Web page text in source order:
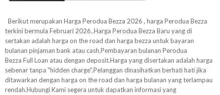
Berikut merupakan Harga Perodua Bezza 2026 , harga Perodua Bezza
terkini bermula Februari 2026..Harga Perodua Bezza Baru yang di
sertakan adalah harga on the road dan harga bezza untuk bayaran
bulanan pinjaman bank atau cash.Pembayaran bulanan Perodua
Bezza Full Loan atau dengan deposit.Harga yang disertakan adalah harga
sebenar tanpa "hidden charge".Pelanggan dinasihatkan berhati hati jika
ditawarkan dengan harga on the road dan harga bulanan yang terlampau
rendah.Hubungi Kami segera untuk dapatkan informasi yang